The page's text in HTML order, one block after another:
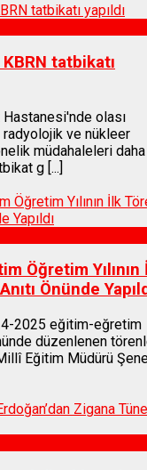
tatbikatı
olası
ve nükleer
müdahaleleri daha
g [...]
Öğretim Yılının
Önünde
2025 eğitim-eğretim
düzenlenen
Eğitim Müdürü